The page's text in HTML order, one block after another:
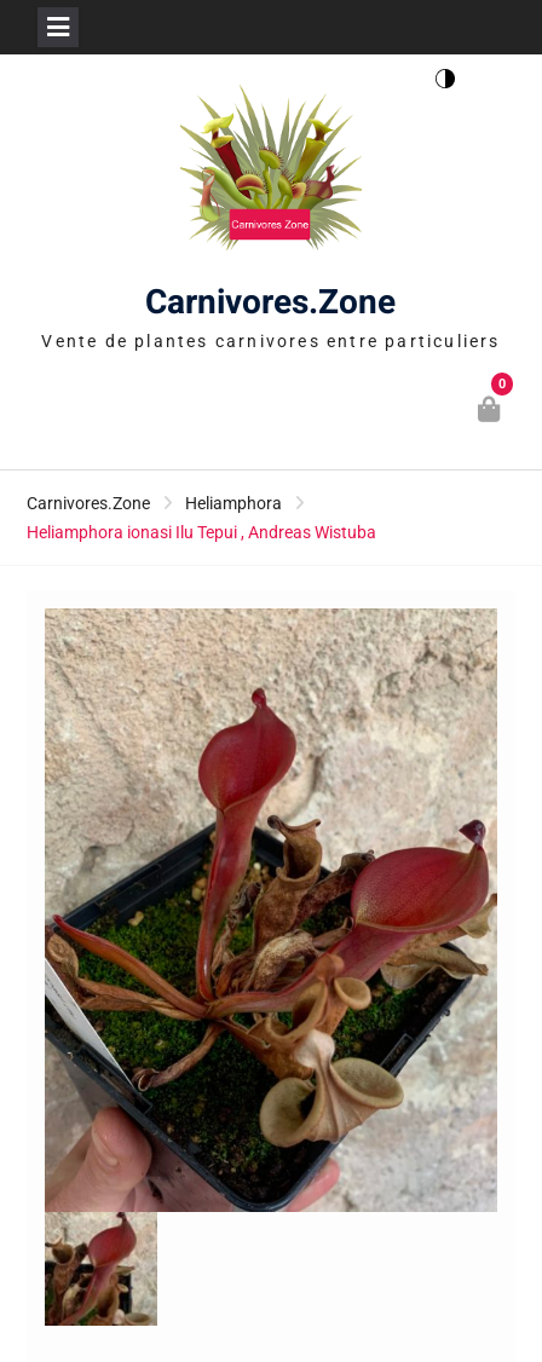
Carnivores.Zone
Vente de plantes carnivores entre particuliers
0
Carnivores.Zone
Heliamphora
Heliamphora ionasi Ilu Tepui , Andreas Wistuba